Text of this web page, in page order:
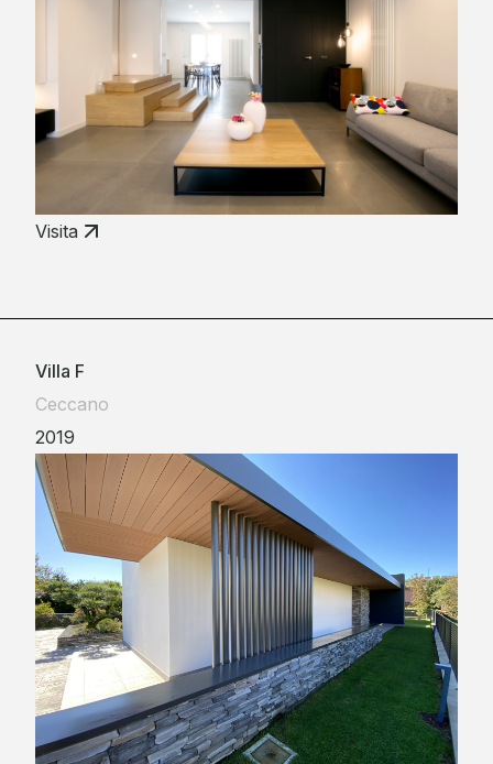
Visita
Villa F
Ceccano
2019